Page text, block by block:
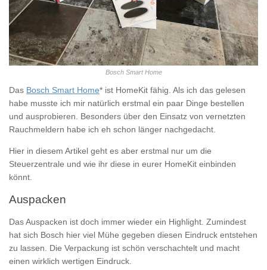
Bosch Smart Home
Das Bosch Smart Home* ist HomeKit fähig. Als ich das gelesen
habe musste ich mir natürlich erstmal ein paar Dinge bestellen
und ausprobieren. Besonders über den Einsatz von vernetzten
Rauchmeldern habe ich eh schon länger nachgedacht.
Hier in diesem Artikel geht es aber erstmal nur um die
Steuerzentrale und wie ihr diese in eurer HomeKit einbinden
könnt.
Auspacken
Das Auspacken ist doch immer wieder ein Highlight. Zumindest
hat sich Bosch hier viel Mühe gegeben diesen Eindruck entstehen
zu lassen. Die Verpackung ist schön verschachtelt und macht
einen wirklich wertigen Eindruck.